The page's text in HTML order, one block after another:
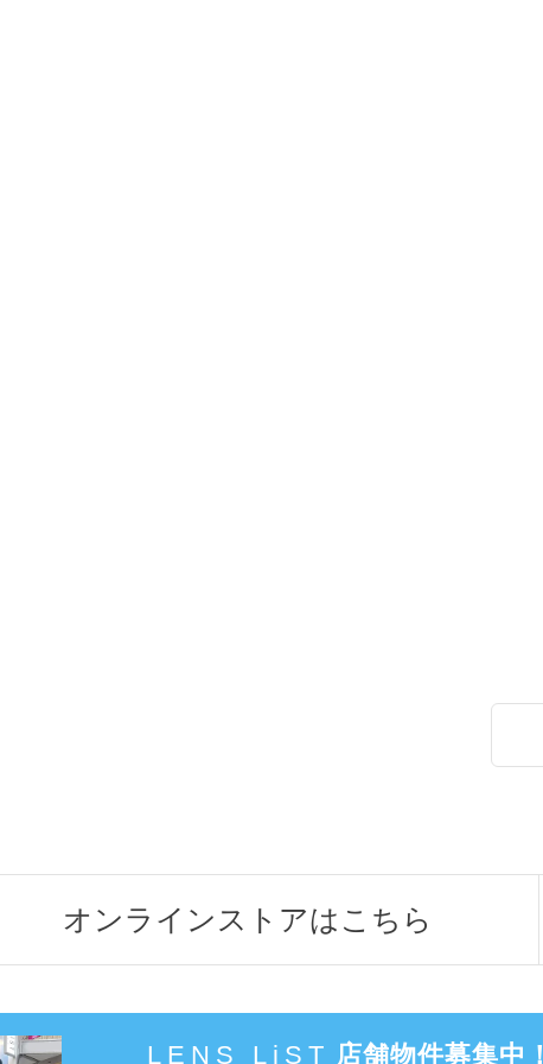
オンラインストアはこちら
LENS LiST 店舗物件募集中！